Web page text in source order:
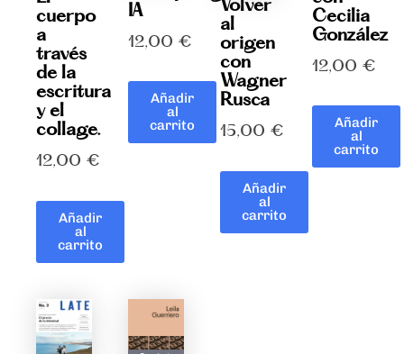
cuerpo
a
través
de la
escritura
y el
collage.
12,00 €
Añadir
al
carrito
IA
12,00 €
Añadir
al
carrito
Volver
al
origen
con
Wagner
Rusca
15,00 €
Añadir
al
carrito
Cecilia
González
12,00 €
Añadir
al
carrito